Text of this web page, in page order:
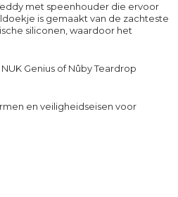
met speenhouder die ervoor
is gemaakt van de zachteste
siliconen, waardoor het
Genius of Nûby Teardrop
en veiligheidseisen voor